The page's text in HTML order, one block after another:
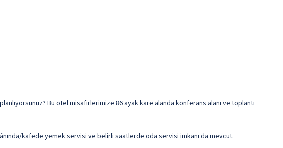
Bu otel misafirlerimize 86 ayak kare alanda konferans alanı ve toplantı
kafede yemek servisi ve belirli saatlerde oda servisi imkanı da mevcut.